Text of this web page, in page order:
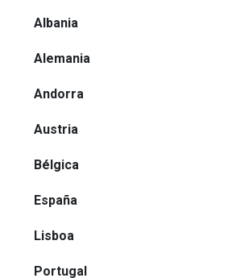
Albania
Alemania
Andorra
Austria
Bélgica
España
Lisboa
Portugal